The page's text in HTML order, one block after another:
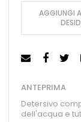
AGGIUNGI
ANTEPRIMA
Detersivo
dell'acqua e